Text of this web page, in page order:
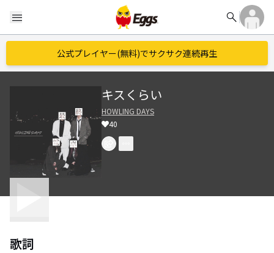
menu search
公式プレイヤー(無料)でサクサク連続再生
キスくらい
HOWLING DAYS
40
歌詞